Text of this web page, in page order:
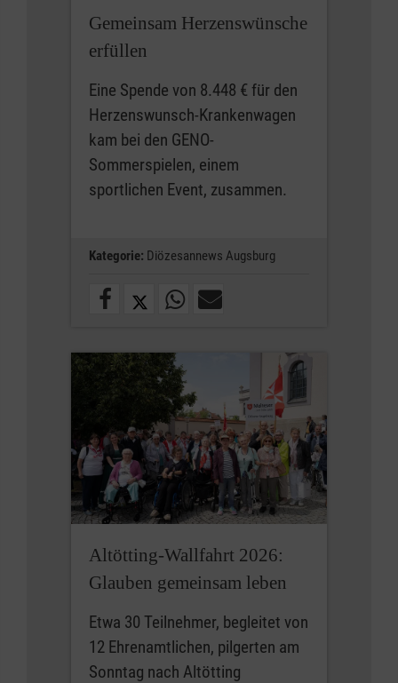
Gemeinsam Herzenswünsche
erfüllen
Eine Spende von 8.448 € für den
Herzenswunsch-Krankenwagen
kam bei den GENO-
Sommerspielen, einem
sportlichen Event, zusammen.
Kategorie: Diözesannews Augsburg
Altötting-Wallfahrt 2026:
Glauben gemeinsam leben
Etwa 30 Teilnehmer, begleitet von
12 Ehrenamtlichen, pilgerten am
Sonntag nach Altötting